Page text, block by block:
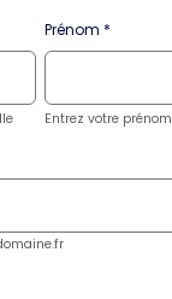
Prénom
Entrez votre prénom